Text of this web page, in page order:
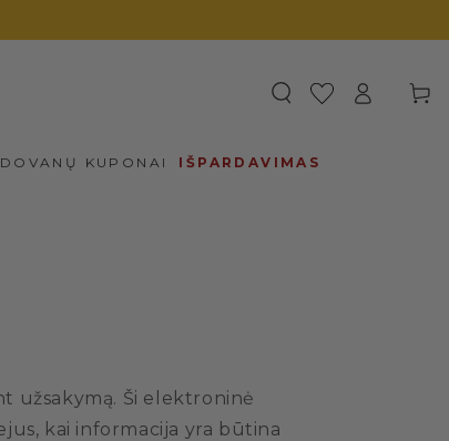
DOVANŲ KUPONAI IŠPARDAVIMAS
Prisijungti
užsakymą. Ši elektroninė
kai informacija yra būtina